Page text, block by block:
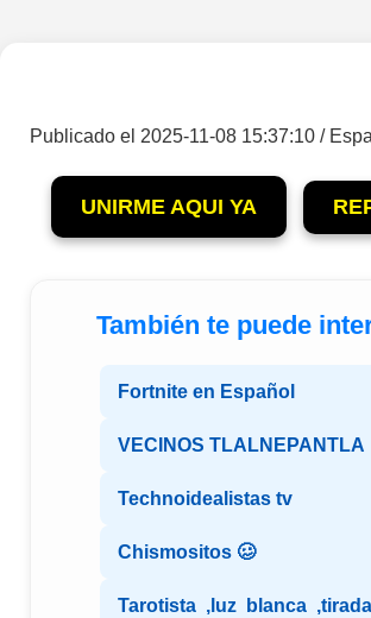
Publicado el 2025-11-08 15:37:10 /
UNIRME AQUI YA
También te puede
Fortnite en Español
VECINOS TLALNEPANTLA
Technoidealistas tv
Chismositos 🥴
Tarotista ,luz blanca